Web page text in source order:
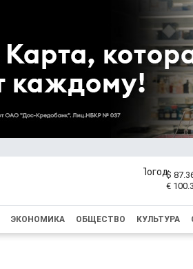
$
€
ЭКОНОМИКА ОБЩЕСТВО КУЛЬТУРА